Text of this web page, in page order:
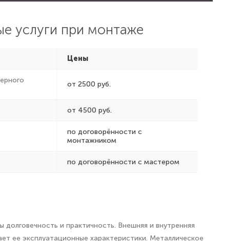
услуги при монтаже
Цены
от 2500 руб.
от 4500 руб.
по договорённости с
монтажником
по договорённости с мастером
и практичность. Внешняя и внутренняя
ее эксплуатационные характеристики. Металлическое